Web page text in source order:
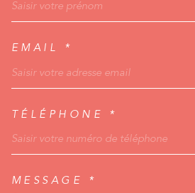
EMAIL *
TÉLÉPHONE *
MESSAGE *